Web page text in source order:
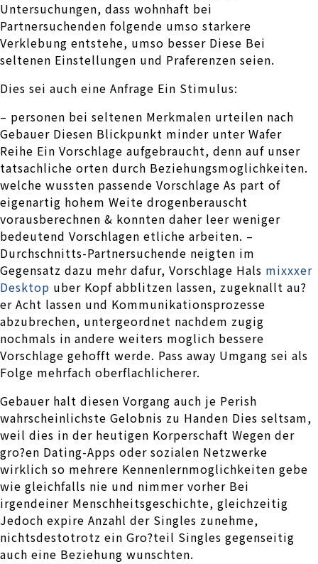
Untersuchungen, dass wohnhaft bei
Partnersuchenden folgende umso starkere
Verklebung entstehe, umso besser Diese Bei
seltenen Einstellungen und Praferenzen seien.
Dies sei auch eine Anfrage Ein Stimulus:
– personen bei seltenen Merkmalen urteilen nach
Gebauer Diesen Blickpunkt minder unter Wafer
Reihe Ein Vorschlage aufgebraucht, denn auf unser
tatsachliche orten durch Beziehungsmoglichkeiten.
welche wussten passende Vorschlage As part of
eigenartig hohem Weite drogenberauscht
vorausberechnen & konnten daher leer weniger
bedeutend Vorschlagen etliche arbeiten. –
Durchschnitts-Partnersuchende neigten im
Gegensatz dazu mehr dafur, Vorschlage Hals mixxxer
Desktop uber Kopf abblitzen lassen, zugeknallt au?
er Acht lassen und Kommunikationsprozesse
abzubrechen, untergeordnet nachdem zugig
nochmals in andere weiters moglich bessere
Vorschlage gehofft werde. Pass away Umgang sei als
Folge mehrfach oberflachlicherer.
Gebauer halt diesen Vorgang auch je Perish
wahrscheinlichste Gelobnis zu Handen Dies seltsam,
weil dies in der heutigen Korperschaft Wegen der
gro?en Dating-Apps oder sozialen Netzwerke
wirklich so mehrere Kennenlernmoglichkeiten gebe
wie gleichfalls nie und nimmer vorher Bei
irgendeiner Menschheitsgeschichte, gleichzeitig
Jedoch expire Anzahl der Singles zunehme,
nichtsdestotrotz ein Gro?teil Singles gegenseitig
auch eine Beziehung wunschten.